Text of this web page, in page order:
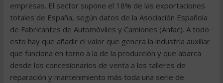
empresas. El sector supone el 18% de las exportaciones
totales de España, según datos de la Asociación Española
de Fabricantes de Automóviles y Camiones (Anfac). A todo
esto hay que añadir el valor que genera la industria auxiliar
que funciona en torno a la de la producción y que abarca
desde los concesionarios de venta a los talleres de
reparación y mantenimiento más toda una serie de